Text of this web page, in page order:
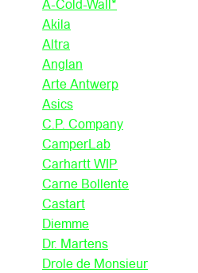
A-Cold-Wall*
Akila
Altra
Anglan
Arte Antwerp
Asics
C.P. Company
CamperLab
Carhartt WIP
Carne Bollente
Castart
Diemme
Dr. Martens
Drole de Monsieur